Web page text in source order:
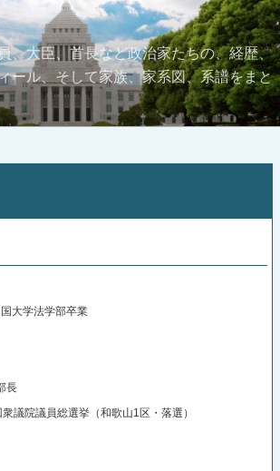
、大臣、首長など政治家たちの、経歴、
ール、そして家族、家系図、系譜をまと
大学法学部卒業
長
院議員総選挙（和歌山1区・落選）